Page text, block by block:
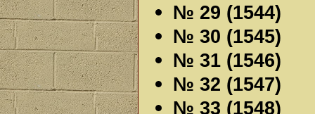
№ 29 (1544)
№ 30 (1545)
№ 31 (1546)
№ 32 (1547)
№ 33 (1548)